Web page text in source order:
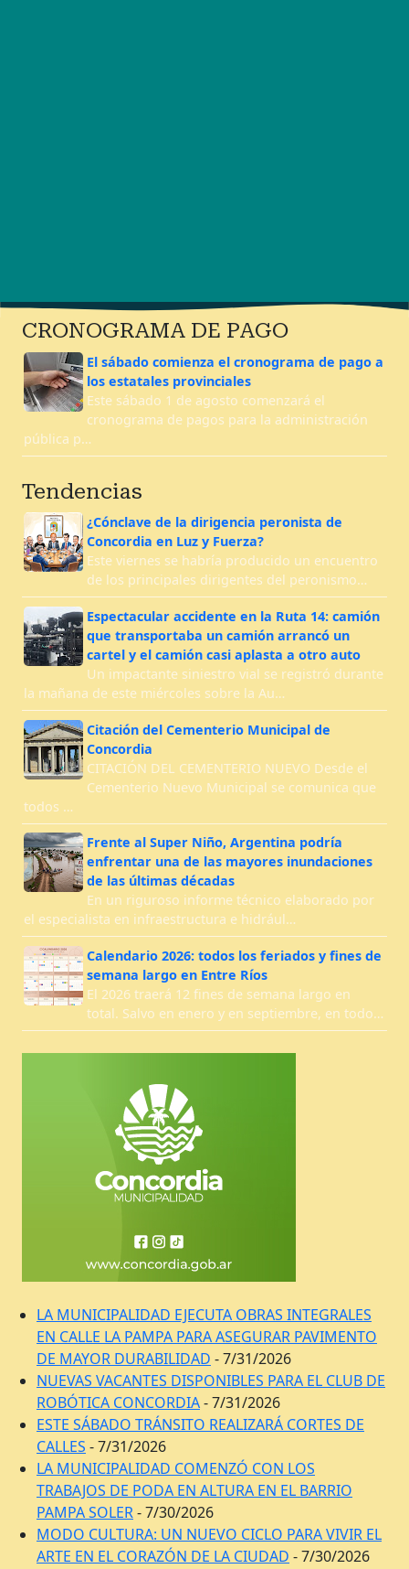
CRONOGRAMA DE PAGO
El sábado comienza el cronograma de pago a
los estatales provinciales
Este sábado 1 de agosto comenzará el
cronograma de pagos para la administración
pública p…
Tendencias
¿Cónclave de la dirigencia peronista de
Concordia en Luz y Fuerza?
Este viernes se habría producido un encuentro
de los principales dirigentes del peronismo…
Espectacular accidente en la Ruta 14: camión
que transportaba un camión arrancó un
cartel y el camión casi aplasta a otro auto
Un impactante siniestro vial se registró durante
la mañana de este miércoles sobre la Au…
Citación del Cementerio Municipal de
Concordia
CITACIÓN DEL CEMENTERIO NUEVO Desde el
Cementerio Nuevo Municipal se comunica que
todos …
Frente al Super Niño, Argentina podría
enfrentar una de las mayores inundaciones
de las últimas décadas
En un riguroso informe técnico elaborado por
el especialista en infraestructura e hidrául…
Calendario 2026: todos los feriados y fines de
semana largo en Entre Ríos
El 2026 traerá 12 fines de semana largo en
total. Salvo en enero y en septiembre, en todo…
LA MUNICIPALIDAD EJECUTA OBRAS INTEGRALES
EN CALLE LA PAMPA PARA ASEGURAR PAVIMENTO
DE MAYOR DURABILIDAD - 7/31/2026
NUEVAS VACANTES DISPONIBLES PARA EL CLUB DE
ROBÓTICA CONCORDIA- 7/31/2026
ESTE SÁBADO TRÁNSITO REALIZARÁ CORTES DE
CALLES - 7/31/2026
LA MUNICIPALIDAD COMENZÓ CON LOS
TRABAJOS DE PODA EN ALTURA EN EL BARRIO
PAMPA SOLER- 7/30/2026
MODO CULTURA: UN NUEVO CICLO PARA VIVIR EL
ARTE EN EL CORAZÓN DE LA CIUDAD - 7/30/2026